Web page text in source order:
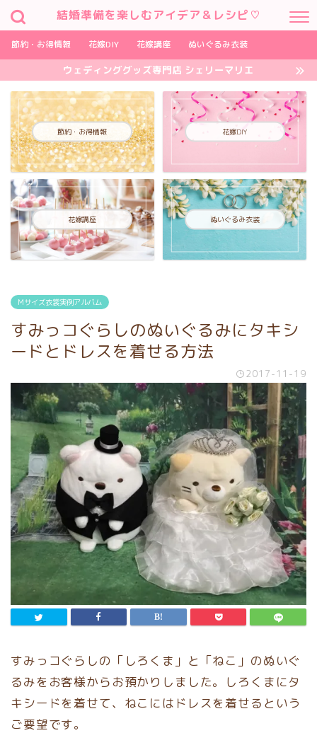
結婚準備を楽しむアイデア＆レシピ♡
節約・お得情報 花嫁DIY 花嫁講座 ぬいぐるみ衣装
ウェディンググッズ専門店 シェリーマリエ
節約・お得情報 花嫁DIY
花嫁講座 ぬいぐるみ衣装
Mサイズ衣裳実例アルバム
すみっコぐらしのぬいぐるみにタキシ
ードとドレスを着せる方法
2017-11-19
すみっコぐらしの「しろくま」と「ねこ」のぬいぐ
るみをお客様からお預かりしました。しろくまにタ
キシードを着せて、ねこにはドレスを着せるという
ご要望です。